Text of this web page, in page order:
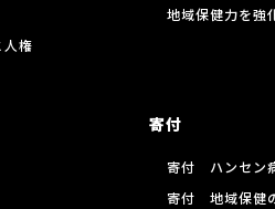
人権
地域保健力を強
寄付
寄付 ハンセン
寄付 地域保健